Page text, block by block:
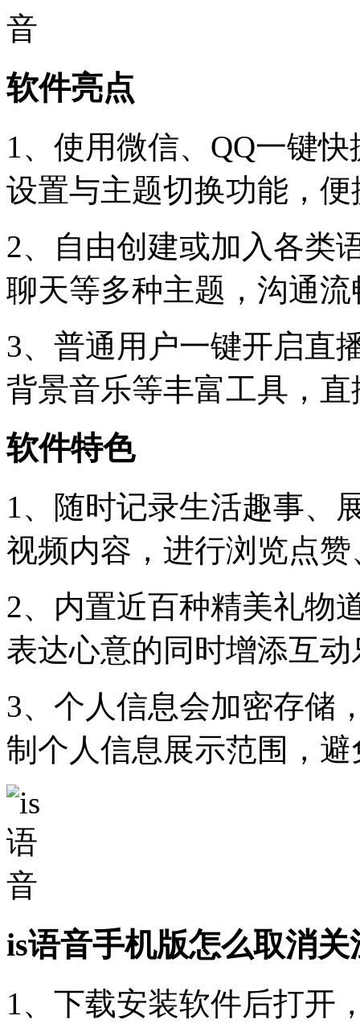
软件亮点
1、使用微信、QQ一键
设置与主题切换功能，
2、自由创建或加入各类
聊天等多种主题，沟通
3、普通用户一键开启直
背景音乐等丰富工具，
软件特色
1、随时记录生活趣事、
视频内容，进行浏览点
2、内置近百种精美礼物
表达心意的同时增添互
3、个人信息会加密存储
制个人信息展示范围，
is语音手机版怎么取消关
1、下载安装软件后打开